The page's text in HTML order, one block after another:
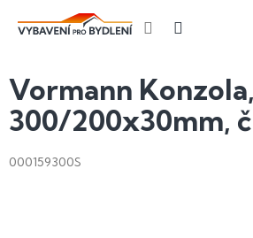
Vormann Konzola,
300/200x30mm,
000159300S